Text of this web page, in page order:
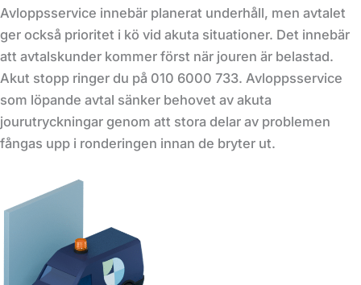
Avloppsservice innebär planerat underhåll, men avtalet
ger också prioritet i kö vid akuta situationer. Det innebär
att avtalskunder kommer först när jouren är belastad.
Akut stopp ringer du på 010 6000 733. Avloppsservice
som löpande avtal sänker behovet av akuta
jourutryckningar genom att stora delar av problemen
fångas upp i ronderingen innan de bryter ut.